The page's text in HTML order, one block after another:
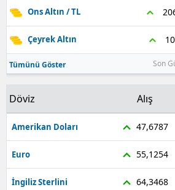
Ons Altın / TL
Çeyrek Altın
Tümünü Göster Son
Döviz Alış
Amerikan Doları 47,6787
Euro 55,1254
İngiliz Sterlini 64,3468